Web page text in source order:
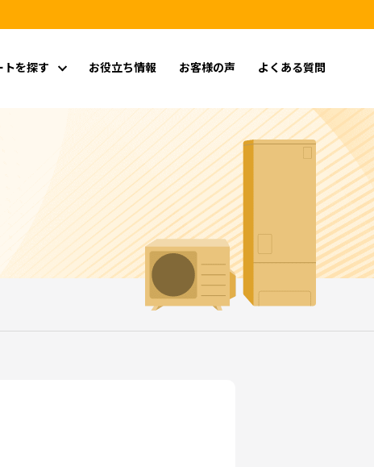
トを探す お役立ち情報 お客様の声 よくある質問